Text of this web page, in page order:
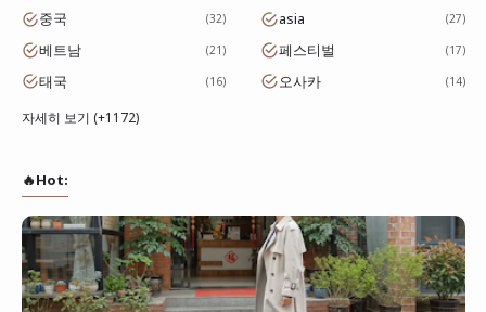
중국 32 asia 27
베트남 21 페스티벌 17
태국 16 오사카 14
자세히 보기 (+1172)
🔥Hot: